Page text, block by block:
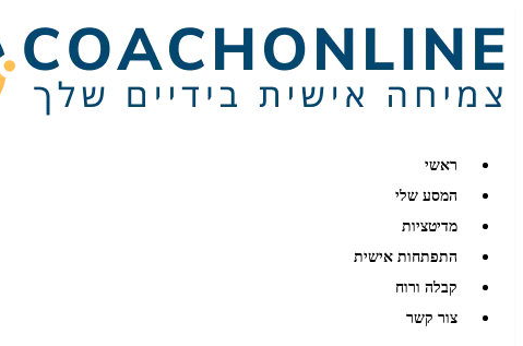
ראשי
המסע שלי
מדיטציות
התפתחות אישית
קבלה ורוח
צור קשר